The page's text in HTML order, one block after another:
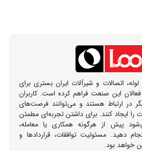
اتصالات و شیرآلات ایران بستری برای
فعالان این صنعت فراهم کرده است. کاربران
در ارتباط هستند و می‌توانند فرصت‌های
ایجاد کنند. برای داشتن تجربه‌ای مطمئن
پیش از هرگونه همکاری یا معامله،
دهید. مسئولیت توافقات، قراردادها و
خواهد بود.